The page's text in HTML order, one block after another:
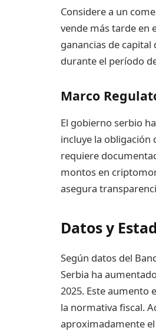
Considere a un
vende más tarde en
ganancias de capital
durante el período
Marco
El gobierno serbio
incluye la
requiere
montos en
asegura
Datos y
Según datos del
Serbia ha
2025. Este aumento
la normativa fiscal.
aproximadamente